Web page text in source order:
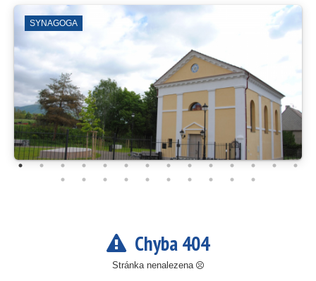
SYNAGOGA
Chyba 404
Stránka nenalezena